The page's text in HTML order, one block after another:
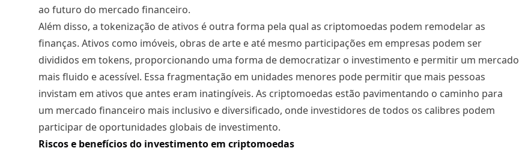
ao futuro do mercado financeiro.
Além disso, a tokenização de ativos é outra forma pela qual as criptomoedas podem remodelar as
finanças. Ativos como imóveis, obras de arte e até mesmo participações em empresas podem ser
divididos em tokens, proporcionando uma forma de democratizar o investimento e permitir um mercado
mais fluido e acessível. Essa fragmentação em unidades menores pode permitir que mais pessoas
invistam em ativos que antes eram inatingíveis. As criptomoedas estão pavimentando o caminho para
um mercado financeiro mais inclusivo e diversificado, onde investidores de todos os calibres podem
participar de oportunidades globais de investimento.
Riscos e benefícios do investimento em criptomoedas